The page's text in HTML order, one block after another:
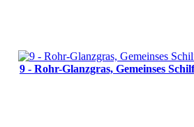
9 - Rohr-Glanzgras, Gemeinses Schilf